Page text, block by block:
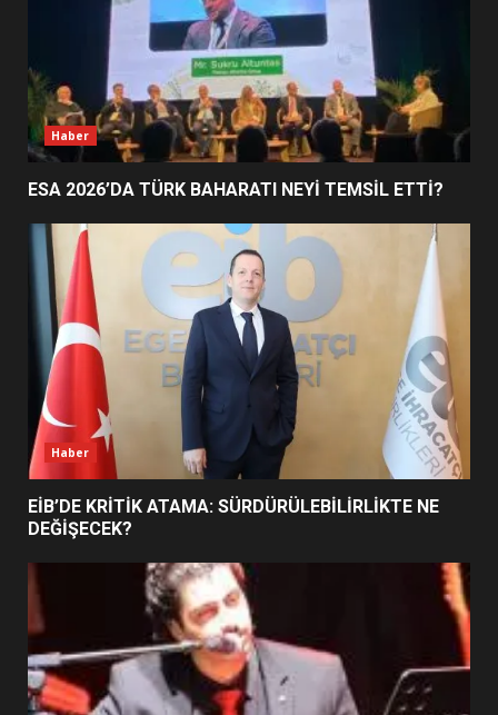
4
EDREMİT’İN GURURU TÜRKİYE
FİNALİNDE NE BAŞARDI?
5
UZATILDI: NE DEĞİŞTİ?
6
BURHANİYE SATRANÇ
TURNUVASI KAYITLARI NEYİ
DEĞİŞTİRİYOR?
BURHANİYE BELEDİYESPOR’DA
YENİ YÖNETİM NASIL
Haber
ESA 2026’DA TÜRK BAHARATI NEYİ TEMSİL ETTİ?
Haber
EİB’DE KRİTİK ATAMA: SÜRDÜRÜLEBİLİRLİKTE NE
DEĞİŞECEK?